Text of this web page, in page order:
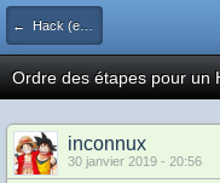
← Hack (exploits, homebrews...)
Ordre des étapes pour un
inconnux
30 janvier 2019 - 20:56